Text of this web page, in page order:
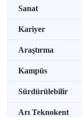
Sanat
Kariyer
Araştırma
Kampüs
Sürdürülebilir
Arı Teknokent